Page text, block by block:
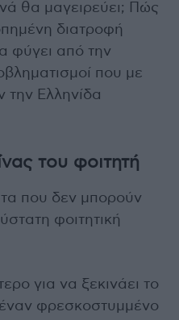
θα μαγειρεύει; Πώς
διατροφή
φύγει από την
που με
την Ελληνίδα
του φοιτητή
που δεν μπορούν
φοιτητική
για να ξεκινάει το
φρεσκοστυμμένο